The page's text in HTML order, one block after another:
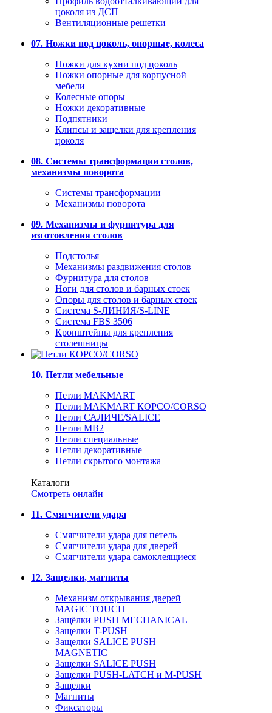
цоколя из ДСП
Вентиляционные решетки
07. Ножки под цоколь, опорные, колеса
Ножки для кухни под цоколь
Ножки опорные для корпусной
мебели
Колесные опоры
Ножки декоративные
Подпятники
Клипсы и защелки для крепления
цоколя
08. Системы трансформации столов,
механизмы поворота
Системы трансформации
Механизмы поворота
09. Механизмы и фурнитура для
изготовления столов
Подстолья
Механизмы раздвижения столов
Фурнитура для столов
Ноги для столов и барных стоек
Опоры для столов и барных стоек
Система S-ЛИНИЯ/S-LINE
Система FBS 3506
Кронштейны для крепления
столешницы
10. Петли мебельные
Петли MAKMART
Петли MAKMART КОРСО/CORSO
Петли САЛИЧЕ/SALICE
Петли MB2
Петли специальные
Петли декоративные
Петли скрытого монтажа
Каталоги
Смотреть онлайн
11. Смягчители удара
Смягчители удара для петель
Смягчители удара для дверей
Cмягчители удара самоклеящиеся
12. Защелки, магниты
Механизм открывания дверей
MAGIC TOUCH
Защёлки PUSH MECHANICAL
Защелки T-PUSH
Защелки SALICE PUSH
MAGNETIC
Защелки SALICE PUSH
Защелки PUSH-LATCH и M-PUSH
Защелки
Магниты
Фиксаторы